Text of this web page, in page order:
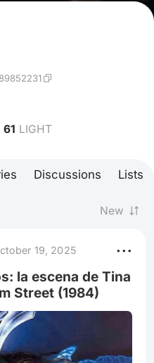
61 LIGHT
Discussions Lists
New
19, 2025
la escena de Tina
Street (1984)